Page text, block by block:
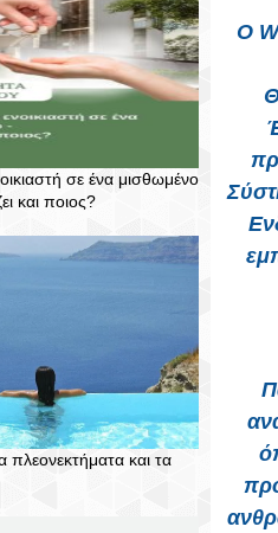
σε ένα μισθωμένο
και ποιος?
και τα
Ο